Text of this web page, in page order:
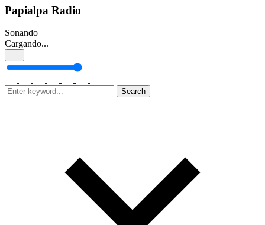
Papialpa Radio
Sonando
Cargando...
Search